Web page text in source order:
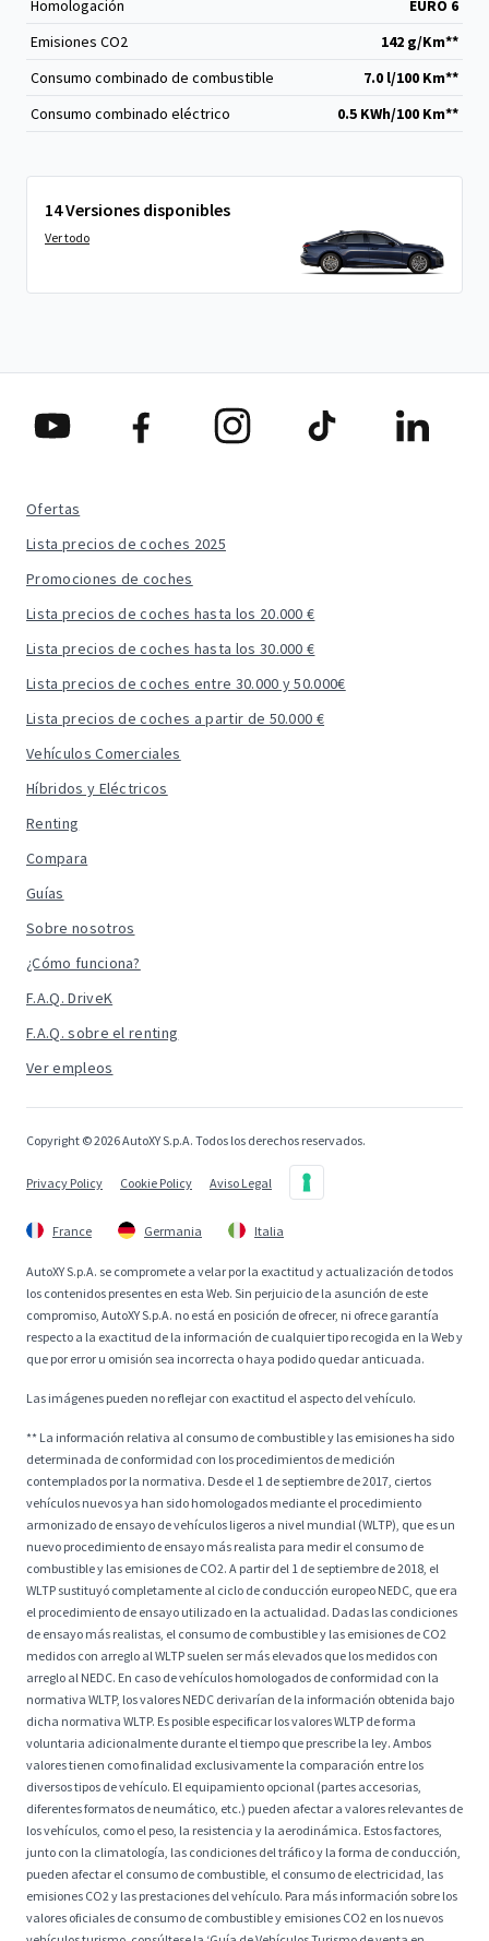
Homologación
EURO 6
Emisiones CO2
142 g/Km**
Consumo combinado de combustible
7.0 l/100 Km**
Consumo combinado eléctrico
0.5 KWh/100 Km**
14 Versiones disponibles
Ver todo
Ofertas
Lista precios de coches 2025
Promociones de coches
Lista precios de coches hasta los 20.000 €
Lista precios de coches hasta los 30.000 €
Lista precios de coches entre 30.000 y 50.000€
Lista precios de coches a partir de 50.000 €
Vehículos Comerciales
Híbridos y Eléctricos
Renting
Compara
Guías
Sobre nosotros
¿Cómo funciona?
F.A.Q. DriveK
F.A.Q. sobre el renting
Ver empleos
Copyright © 2026 AutoXY S.p.A. Todos los derechos reservados.
Privacy Policy Cookie Policy Aviso Legal
France Germania Italia
AutoXY S.p.A. se compromete a velar por la exactitud y actualización de todos
los contenidos presentes en esta Web. Sin perjuicio de la asunción de este
compromiso, AutoXY S.p.A. no está en posición de ofrecer, ni ofrece garantía
respecto a la exactitud de la información de cualquier tipo recogida en la Web y
que por error u omisión sea incorrecta o haya podido quedar anticuada.
Las imágenes pueden no reflejar con exactitud el aspecto del vehículo.
** La información relativa al consumo de combustible y las emisiones ha sido
determinada de conformidad con los procedimientos de medición
contemplados por la normativa. Desde el 1 de septiembre de 2017, ciertos
vehículos nuevos ya han sido homologados mediante el procedimiento
armonizado de ensayo de vehículos ligeros a nivel mundial (WLTP), que es un
nuevo procedimiento de ensayo más realista para medir el consumo de
combustible y las emisiones de CO2. A partir del 1 de septiembre de 2018, el
WLTP sustituyó completamente al ciclo de conducción europeo NEDC, que era
el procedimiento de ensayo utilizado en la actualidad. Dadas las condiciones
de ensayo más realistas, el consumo de combustible y las emisiones de CO2
medidos con arreglo al WLTP suelen ser más elevados que los medidos con
arreglo al NEDC. En caso de vehículos homologados de conformidad con la
normativa WLTP, los valores NEDC derivarían de la información obtenida bajo
dicha normativa WLTP. Es posible especificar los valores WLTP de forma
voluntaria adicionalmente durante el tiempo que prescribe la ley. Ambos
valores tienen como finalidad exclusivamente la comparación entre los
diversos tipos de vehículo. El equipamiento opcional (partes accesorias,
diferentes formatos de neumático, etc.) pueden afectar a valores relevantes de
los vehículos, como el peso, la resistencia y la aerodinámica. Estos factores,
junto con la climatología, las condiciones del tráfico y la forma de conducción,
pueden afectar el consumo de combustible, el consumo de electricidad, las
emisiones CO2 y las prestaciones del vehículo. Para más información sobre los
valores oficiales de consumo de combustible y emisiones CO2 en los nuevos